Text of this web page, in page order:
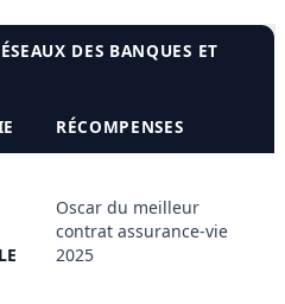
DES BANQUES ET
RÉCOMPENSES
Oscar du meilleur
contrat assurance-vie
2025